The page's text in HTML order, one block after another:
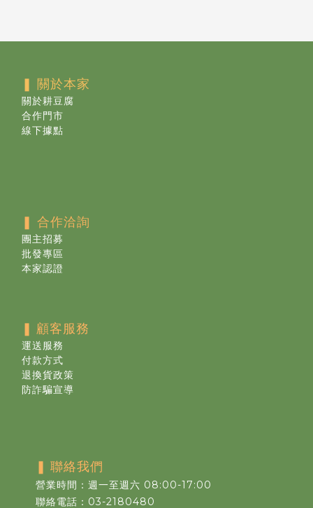
❚ 關於本家
關於耕豆腐
合作門市
線下據點
❚ 合作洽詢
團主招募
批發專區
本家認證
❚ 顧客服務
運送服務
付款方式
退換貨政策
防詐騙宣導
❚ 聯絡我們
營業時間：週一至週六 08:00-17:00
聯絡電話：03-2180480